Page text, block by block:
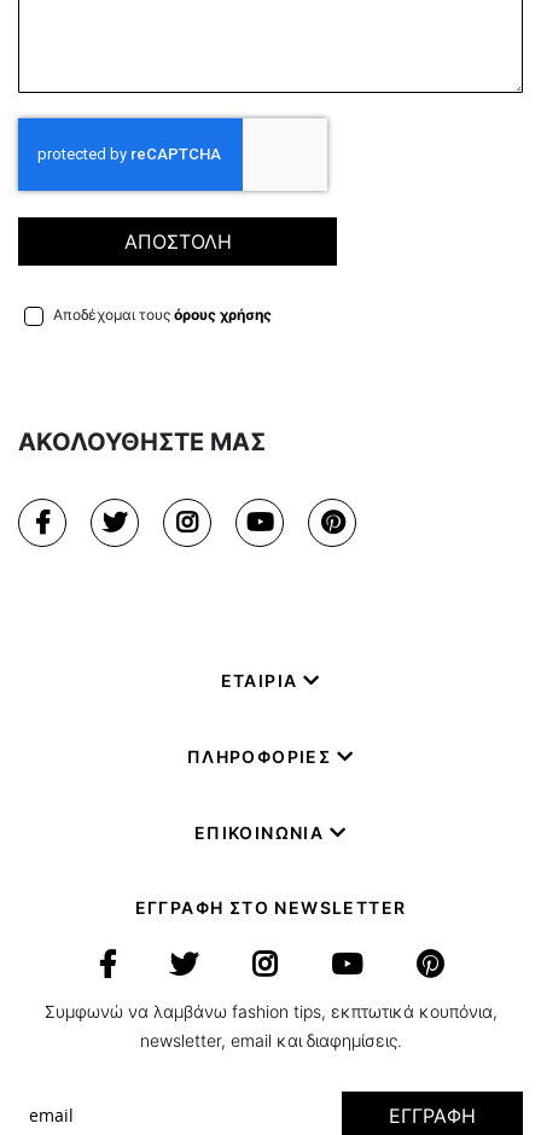
ΑΠΟΣΤΟΛΗ
Αποδέχομαι τους όρους χρήσης
ΑΚΟΛΟΥΘΗΣΤΕ ΜΑΣ
ΕΤΑΙΡΙΑ
ΠΛΗΡΟΦΟΡΙΕΣ
ΕΠΙΚΟΙΝΩΝΙΑ
ΕΓΓΡΑΦΗ ΣΤΟ NEWSLETTER
Συμφωνώ να λαμβάνω fashion tips, εκπτωτικά κουπόνια,
newsletter, email και διαφημίσεις.
ΕΓΓΡΑΦΗ